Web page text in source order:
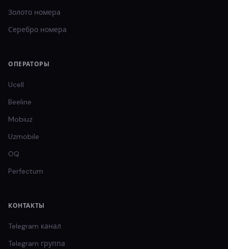
Золото номера
Серебро номера
ОПЕРАТОРЫ
Ucell
Beeline
Mobiuz
Uzmobile
OQ
Perfectum
КОНТАКТЫ
Telegram канал
Telegram группа